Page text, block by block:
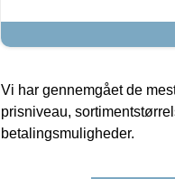
Vi har gennemgået de
prisniveau,
betalingsmuligheder.